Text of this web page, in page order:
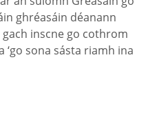
ghréasáin déanann
inscne go cothrom
sona sásta riamh ina